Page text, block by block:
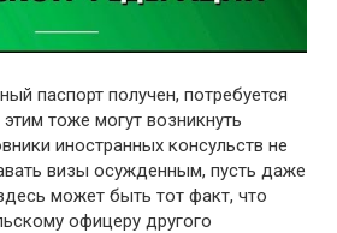
паспорт получен, потребуется
этим тоже могут возникнуть
иностранных консульств не
визы осужденным, пусть даже
может быть тот факт, что
офицеру другого